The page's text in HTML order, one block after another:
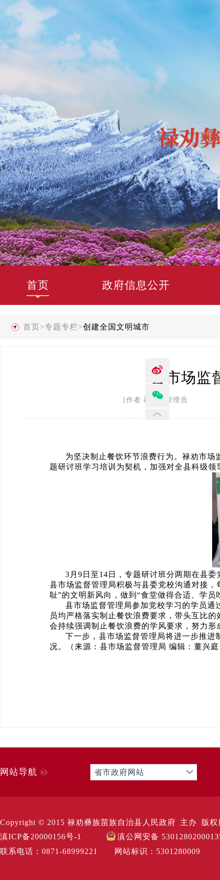
首页 政府信息公开
首页>专题专栏>创建全国文明城市
县市场监
[作者:禄劝县管理员 发
为坚决制止餐饮环节浪费行为。禄劝市
题研讨班学习培训为契机，加强对全县科级
3月9日至14日，专题研讨班分两期在县
县市场监督管理局积极与县委党校沟通对接
耻”的文明新风向，做到“食堂做得合适、学员
县市场监督管理局参加党校学习的学员
员均严格落实制止餐饮浪费要求，带头互比
会持续强调制止餐饮浪费的学风要求，努力
下一步，县市场监督管理局将进一步推
况。（来源： 县市场监督管理局 编辑：董兴
网站导航 省市政府网站
Copyright © 2015 禄劝彝族苗族自治县人民政府 主办 版
滇ICP备20000156号-1
滇公网安备
联系电话：0871-68999221 网站标识：